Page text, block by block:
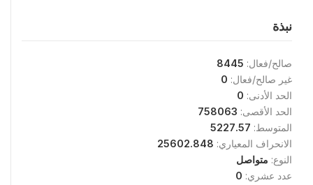
نبذة
صالح/فعال: 8445
غير صالح/فعال: 0
الحد الأدنى: 0
الحد الأقصى: 758063
المتوسط: 5227.57
الانحراف المعياري: 25602.848
النوع: متواصل
عدد عشري: 0